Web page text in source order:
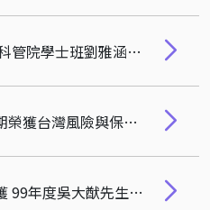
2016科管院院長獎－科管院學士班劉雅涵、科管院學士班陳鎮宇、計財系陳映蓉
計財系蔡子晧老師近期榮獲台灣風險與保險學會第三屆「新進學者研究獎」
賀！胡美智副教授榮獲 99年度吳大猷先生紀念獎